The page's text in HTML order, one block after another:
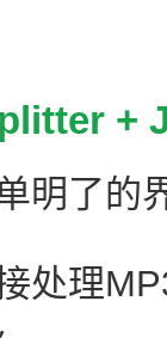
+
明了的
处理